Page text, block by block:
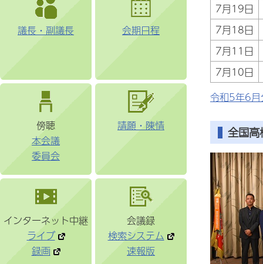
議長・副議長 会期日程
傍聴
本会議
委員会
請願・陳情
インターネット中継
ライブ
録画
会議録
検索システム
速報版
7月19日
7月18日
7月11日
7月10日
令和5年6月
全国